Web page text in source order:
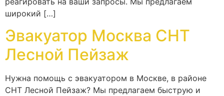
широкий […]
Эвакуатор Москва СНТ
Лесной Пейзаж
Нужна помощь с эвакуатором в Москве, в районе
СНТ Лесной Пейзаж? Мы предлагаем быструю и